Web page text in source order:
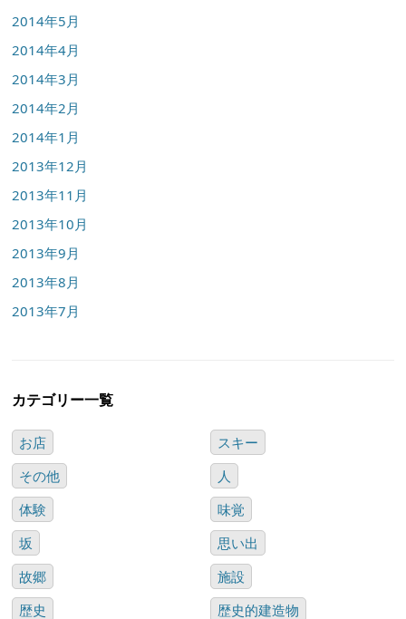
2014年5月
2014年4月
2014年3月
2014年2月
2014年1月
2013年12月
2013年11月
2013年10月
2013年9月
2013年8月
2013年7月
カテゴリー一覧
お店
スキー
その他
人
体験
味覚
坂
思い出
故郷
施設
歴史
歴史的建造物